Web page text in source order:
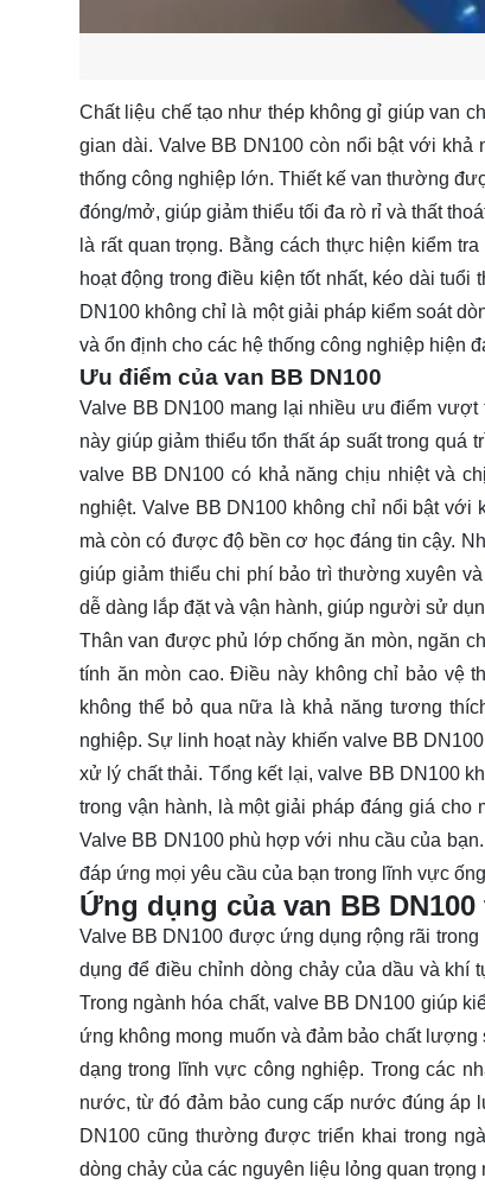
Chất liệu chế tạo như thép không gỉ giúp van
gian dài. Valve BB DN100 còn nổi bật với khả
thống công nghiệp lớn. Thiết kế van thường
đóng/mở, giúp giảm thiểu tối đa rò rỉ và thất
là rất quan trọng. Bằng cách thực hiện kiểm
hoạt động trong điều kiện tốt nhất, kéo dài
DN100 không chỉ là một giải pháp kiểm soát
và ổn định cho các hệ thống công nghiệp hiện
Ưu điểm của van BB DN100
Valve BB DN100 mang lại nhiều ưu điểm
này giúp giảm thiểu tổn thất áp suất trong quá
valve BB DN100 có khả năng chịu nhiệt và
nghiệt. Valve BB DN100 không chỉ nổi bật
mà còn có được độ bền cơ học đáng tin cậy.
giúp giảm thiểu chi phí bảo trì thường xuyên
dễ dàng lắp đặt và vận hành, giúp người sử
Thân van được phủ lớp chống ăn mòn, ngăn
tính ăn mòn cao. Điều này không chỉ bảo vệ
không thể bỏ qua nữa là khả năng tương
nghiệp. Sự linh hoạt này khiến valve BB
xử lý chất thải. Tổng kết lại, valve BB DN100
trong vận hành, là một giải pháp đáng giá cho
Valve BB DN100 phù hợp với nhu cầu của
đáp ứng mọi yêu cầu của bạn trong lĩnh vực
Ứng dụng của van BB
Valve BB DN100 được ứng dụng rộng rãi
dụng để điều chỉnh dòng chảy của dầu và khí
Trong ngành hóa chất, valve BB DN100 giúp
ứng không mong muốn và đảm bảo chất
dạng trong lĩnh vực công nghiệp. Trong các
nước, từ đó đảm bảo cung cấp nước đúng áp
DN100 cũng thường được triển khai trong
dòng chảy của các nguyên liệu lỏng quan